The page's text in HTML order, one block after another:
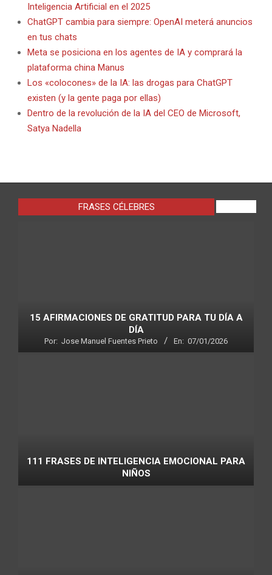
Inteligencia Artificial en el 2025
ChatGPT cambia para siempre: OpenAI meterá anuncios
en tus chats
Meta se posiciona en los agentes de IA y comprará la
plataforma china Manus
Los «colocones» de la IA: las drogas para ChatGPT
existen (y la gente paga por ellas)
Dentro de la revolución de la IA del CEO de Microsoft,
Satya Nadella
FRASES CÉLEBRES
15 AFIRMACIONES DE GRATITUD PARA TU DÍA A
DÍA
Por: Jose Manuel Fuentes Prieto En: 07/01/2026
111 FRASES DE INTELIGENCIA EMOCIONAL PARA
NIÑOS